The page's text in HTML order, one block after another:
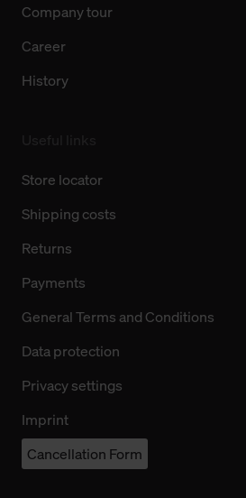
Company tour
Career
History
Store locator
Shipping costs
Returns
Payments
General Terms and Conditions
Data protection
Privacy settings
Imprint
Cancellation Form